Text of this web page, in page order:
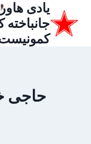
محتوا
یادی
کمونیست
حاجی